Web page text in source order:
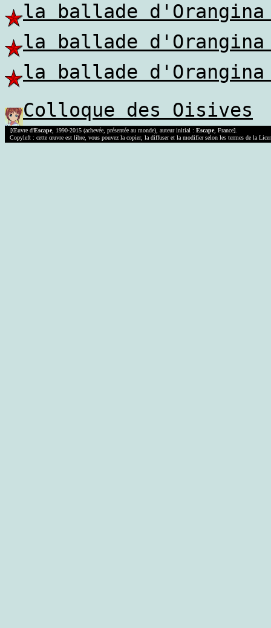
la ballade
la ballade
la ballade
Colloque des Oisives
[Œuvre d'Escape, 1990-2015 (achevée, présentée au monde), auteur initial :Escape, France].
Copyleft : cette œuvre est libre, vous pouvez la copier, la diffuser et la modifier selon les termes de la